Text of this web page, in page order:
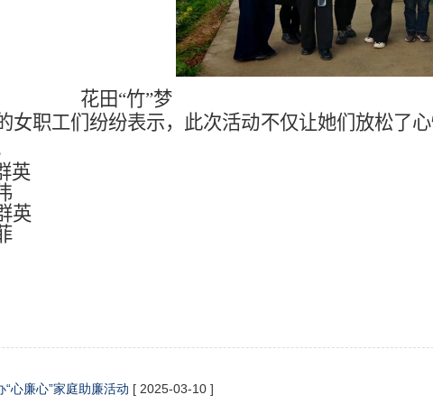
“竹”梦
女职工们纷纷表示，此次活动不仅让她们放松了
英
英
“心廉心”家庭助廉活动 [ 2025-03-10 ]